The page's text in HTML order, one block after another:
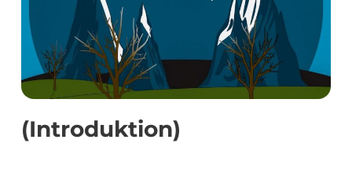
(Introduktion)